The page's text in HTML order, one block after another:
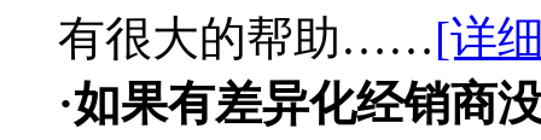
有很大的帮助……[详
·如果有差异化经销商